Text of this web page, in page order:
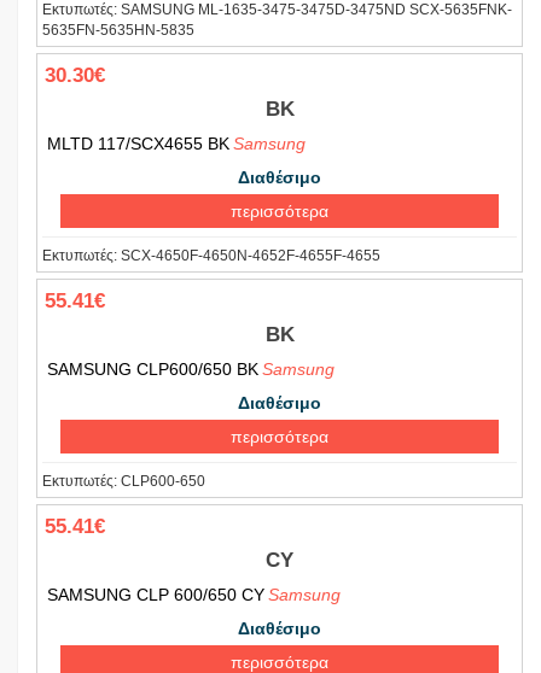
Εκτυπωτές: SAMSUNG ML-1635-3475-3475D-3475ND SCX-5635FNK-
5635FN-5635HN-5835
30.30€
BK
MLTD 117/SCX4655 BKSamsung
Διαθέσιμο
περισσότερα
Εκτυπωτές: SCX-4650F-4650N-4652F-4655F-4655
55.41€
BK
SAMSUNG CLP600/650 BKSamsung
Διαθέσιμο
περισσότερα
Εκτυπωτές: CLP600-650
55.41€
CY
SAMSUNG CLP 600/650 CYSamsung
Διαθέσιμο
περισσότερα